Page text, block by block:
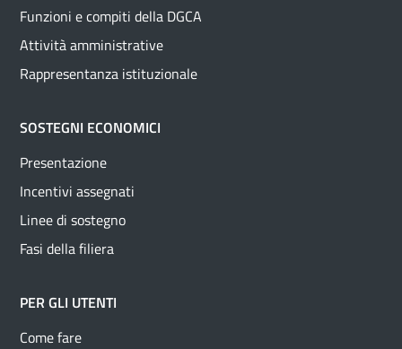
Funzioni e compiti della DGCA
Attività amministrative
Rappresentanza istituzionale
SOSTEGNI ECONOMICI
Presentazione
Incentivi assegnati
Linee di sostegno
Fasi della filiera
PER GLI UTENTI
Come fare